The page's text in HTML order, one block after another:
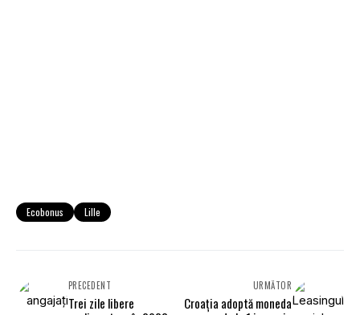
Ecobonus Lille
PRECEDENT
Trei zile libere
URMĂTOR
Croaţia adoptă moneda